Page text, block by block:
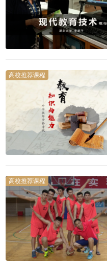
高校推荐课程
高校推荐课程